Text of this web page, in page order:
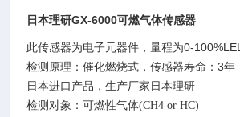
日本理研GX-6000可燃气体传感器
此传感器为电子元器件，量程为0-100%LEL
检测原理：催化燃烧式，传感器寿命：3年
日本进口产品，生产厂家日本理研
检测对象：可燃性气体(CH4or HC)